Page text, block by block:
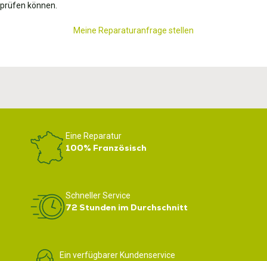
prüfen können.
Meine Reparaturanfrage stellen
Eine Reparatur
100% Französisch
Schneller Service
72 Stunden im Durchschnitt
Ein verfügbarer Kundenservice